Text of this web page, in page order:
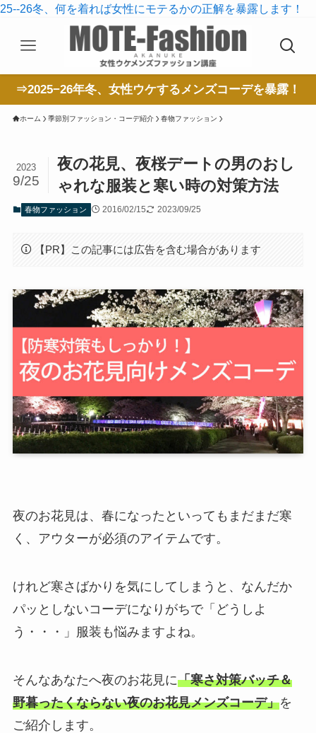
25--26冬、何を着れば女性にモテるかの正解を暴露します！
⇒2025−26年冬、女性ウケするメンズコーデを暴露！
ホーム 季節別ファッション・コーデ紹介 春物ファッション
夜の花見、夜桜デートの男のおし
ゃれな服装と寒い時の対策方法
2023
9/25
春物ファッション 2016/02/15 2023/09/25
【PR】この記事には広告を含む場合があります
夜のお花見は、春になったといってもまだまだ寒
く、アウターが必須のアイテムです。
けれど寒さばかりを気にしてしまうと、なんだか
パッとしないコーデになりがちで「どうしよ
う・・・」服装も悩みますよね。
そんなあなたへ夜のお花見に「寒さ対策バッチ＆
野暮ったくならない夜のお花見メンズコーデ」を
ご紹介します。